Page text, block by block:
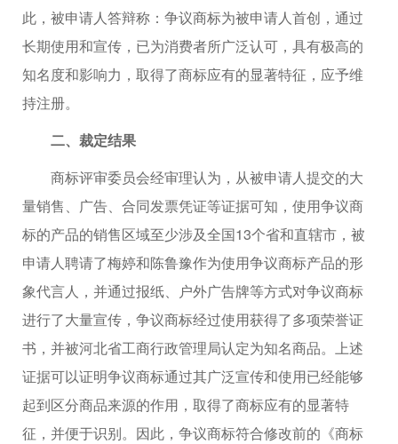
此，被申请人答辩称：争议商标为被申请人首创，通过
长期使用和宣传，已为消费者所广泛认可，具有极高的
知名度和影响力，取得了商标应有的显著特征，应予维
持注册。
二、裁定结果
商标评审委员会经审理认为，从被申请人提交的大
量销售、广告、合同发票凭证等证据可知，使用争议商
标的产品的销售区域至少涉及全国13个省和直辖市，被
申请人聘请了梅婷和陈鲁豫作为使用争议商标产品的形
象代言人，并通过报纸、户外广告牌等方式对争议商标
进行了大量宣传，争议商标经过使用获得了多项荣誉证
书，并被河北省工商行政管理局认定为知名商品。上述
证据可以证明争议商标通过其广泛宣传和使用已经能够
起到区分商品来源的作用，取得了商标应有的显著特
征，并便于识别。因此，争议商标符合修改前的《商标